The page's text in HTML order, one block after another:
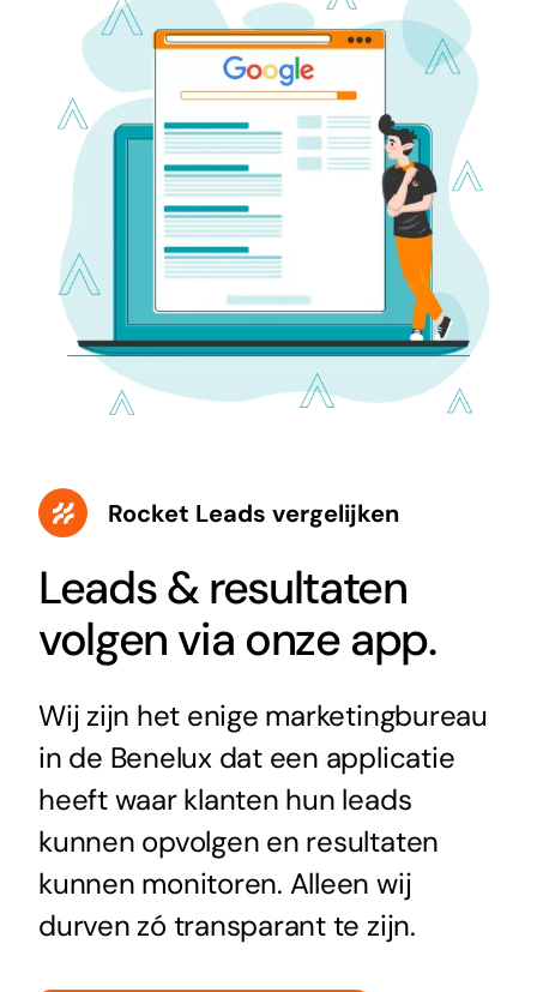
Rocket Leads vergelijken
Leads & resultaten
volgen via onze app.
Wij zijn het enige marketingbureau
in de Benelux dat een applicatie
heeft waar klanten hun leads
kunnen opvolgen en resultaten
kunnen monitoren. Alleen wij
durven zó transparant te zijn.